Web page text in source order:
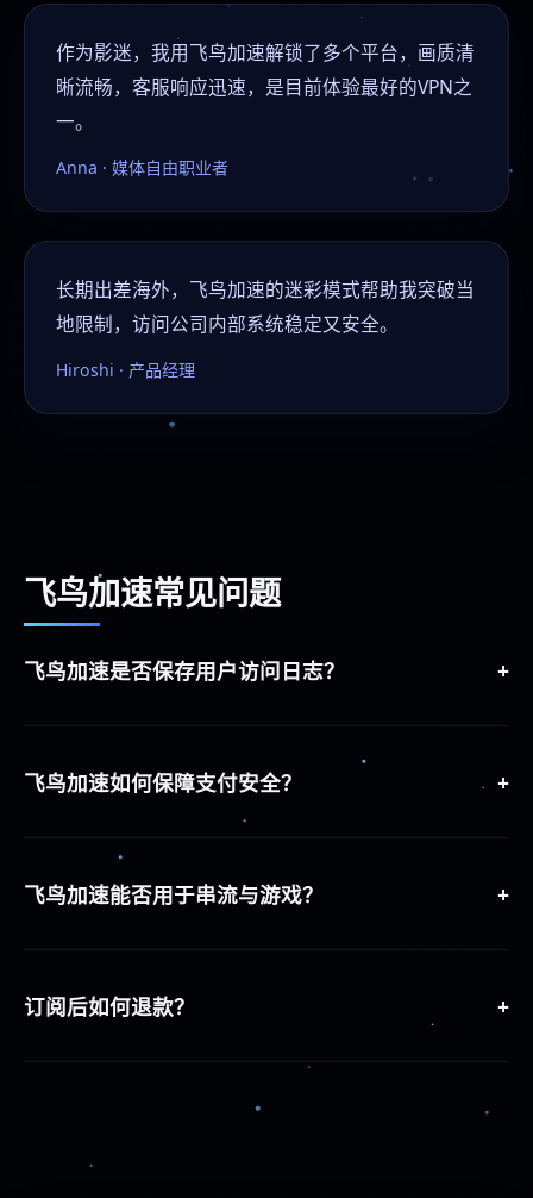
作为影迷，我用飞鸟加速解锁了多个平台，画质清
晰流畅，客服响应迅速，是目前体验最好的VPN之
一。
Anna · 媒体自由职业者
长期出差海外，飞鸟加速的迷彩模式帮助我突破当
地限制，访问公司内部系统稳定又安全。
Hiroshi · 产品经理
飞鸟加速常见问题
飞鸟加速是否保存用户访问日志？ +
时间、带宽使用详情等个人数据，确保隐私无忧。
飞鸟加速如何保障支付安全？ +
款。
飞鸟加速能否用于串流与游戏？ +
订阅后如何退款？ +